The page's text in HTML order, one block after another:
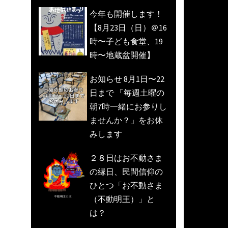
今年も開催します！
【8月23日（日）＠16
時〜子ども食堂、19
時〜地蔵盆開催】
お知らせ 8月1日〜22
日まで 「毎週土曜の
朝7時一緒にお参りし
ませんか？」をお休
みします
２８日はお不動さま
の縁日、民間信仰の
ひとつ「お不動さま
（不動明王）」と
は？